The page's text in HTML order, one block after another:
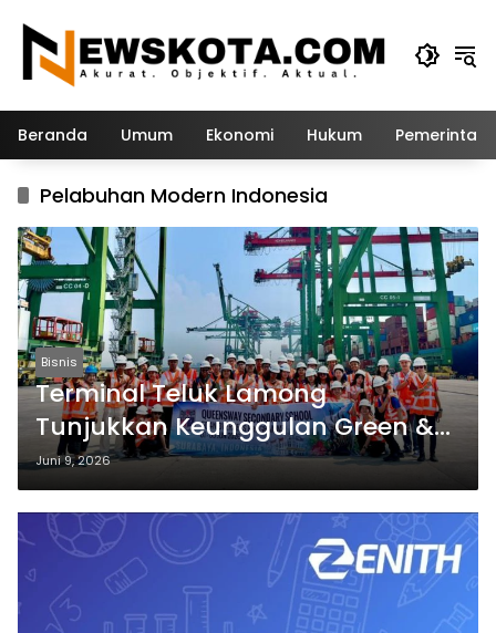
konten
Beranda Umum Ekonomi Hukum
Pelabuhan Modern Indonesia
Bisnis
Terminal Teluk Lamong
Tunjukkan Keunggulan Green &
Smart Port kepada Siswa
Singapura
Juni 9, 2026